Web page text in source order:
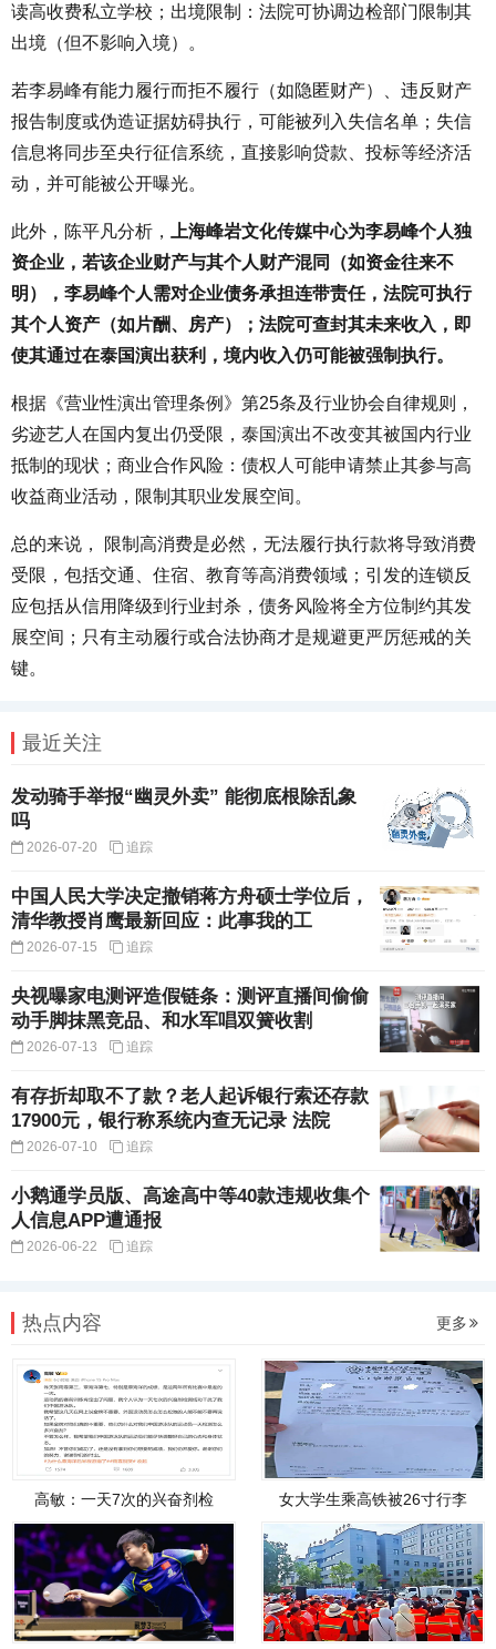
读高收费私立学校；出境限制：法院可协调边检部门限制其
出境（但不影响入境）。
若李易峰有能力履行而拒不履行（如隐匿财产）、违反财产
报告制度或伪造证据妨碍执行，可能被列入失信名单；失信
信息将同步至央行征信系统，直接影响贷款、投标等经济活
动，并可能被公开曝光。
此外，陈平凡分析，
上海峰岩文化传媒中心为李易峰个人独
资企业，若该企业财产与其个人财产混同（如资金往来不
明），李易峰个人需对企业债务承担连带责任，法院可执行
其个人资产（如片酬、房产）；法院可查封其未来收入，即
使其通过在泰国演出获利，境内收入仍可能被强制执行。
根据《营业性演出管理条例》第25条及行业协会自律规则，
劣迹艺人在国内复出仍受限，泰国演出不改变其被国内行业
抵制的现状；商业合作风险：债权人可能申请禁止其参与高
收益商业活动，限制其职业发展空间。
总的来说， 限制高消费是必然，无法履行执行款将导致消费
受限，包括交通、住宿、教育等高消费领域；引发的连锁反
应包括从信用降级到行业封杀，债务风险将全方位制约其发
展空间；只有主动履行或合法协商才是规避更严厉惩戒的关
键。
最近关注
发动骑手举报“幽灵外卖” 能彻底根除乱象
吗
2026-07-20 追踪
中国人民大学决定撤销蒋方舟硕士学位后，
清华教授肖鹰最新回应：此事我的工
2026-07-15 追踪
央视曝家电测评造假链条：测评直播间偷偷
动手脚抹黑竞品、和水军唱双簧收割
2026-07-13 追踪
有存折却取不了款？老人起诉银行索还存款
17900元，银行称系统内查无记录 法院
2026-07-10 追踪
小鹅通学员版、高途高中等40款违规收集个
人信息APP遭通报
2026-06-22 追踪
热点内容 更多
高敏：一天7次的兴奋剂检 女大学生乘高铁被26寸行李